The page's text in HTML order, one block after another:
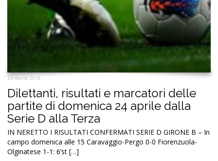
24 Aprile 2016
Dilettanti, risultati e marcatori delle
partite di domenica 24 aprile dalla
Serie D alla Terza
IN NERETTO I RISULTATI CONFERMATI SERIE D GIRONE B – In
campo domenica alle 15 Caravaggio-Pergo 0-0 Fiorenzuola-
Olginatese 1-1: 6’st […]